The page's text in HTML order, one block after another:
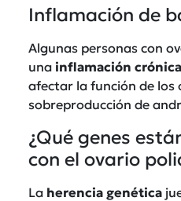
Inflamación de
Algunas personas con
una inflamación
afectar la función de los
sobreproducción de
¿Qué genes
con el ovario
La herencia genética